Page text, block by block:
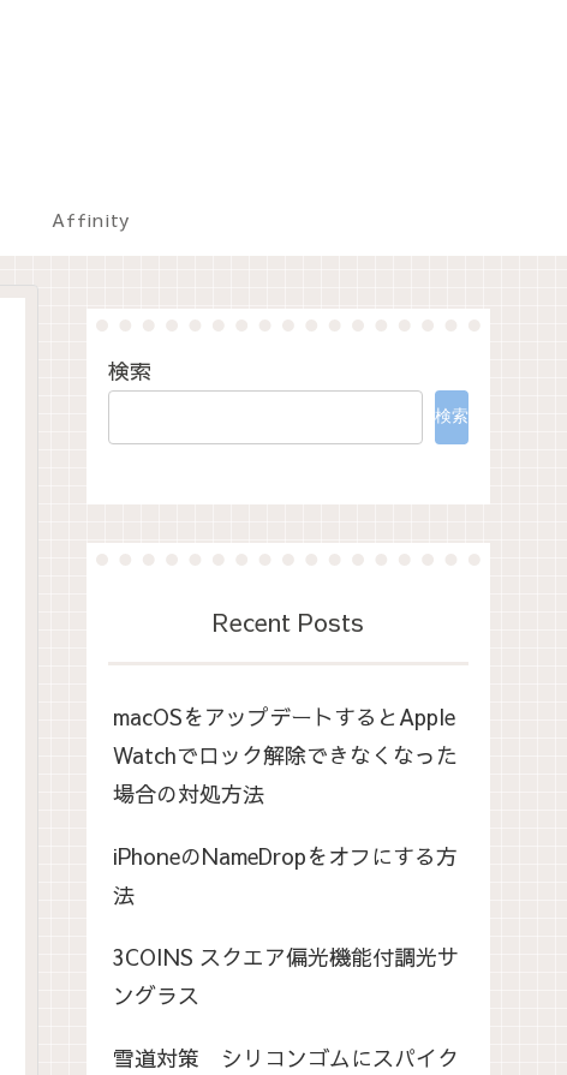
Affinity
検索
検索
Recent Posts
macOSをアップデートするとApple
Watchでロック解除できなくなった
場合の対処方法
iPhoneのNameDropをオフにする方
法
3COINS スクエア偏光機能付調光サ
ングラス
雪道対策 シリコンゴムにスパイク